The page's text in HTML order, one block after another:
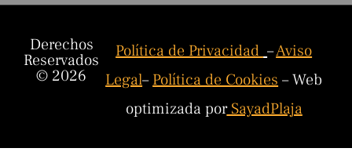
Derechos
Reservados
© 2026
Política de Privacidad–Aviso
Legal–Política de Cookies– Web
optimizada porSayadPlaja